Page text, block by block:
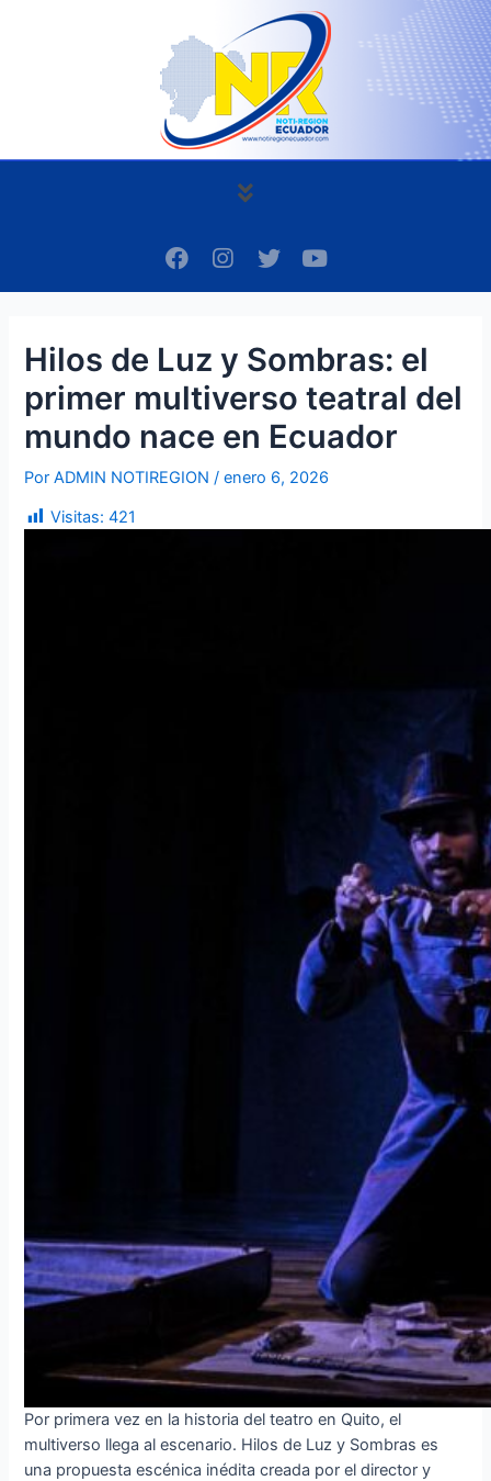
Menú
F
a
c
o
o
k
I
n
s
g
r
a
m
T
w
i
e
Y
o
u
b
e
Hilos de Luz y Sombras: el
primer multiverso teatral del
mundo nace en Ecuador
PorADMIN NOTIREGION/enero 6, 2026
Visitas: 421
Por primera vez en la historia del teatro en Quito, el
multiverso llega al escenario. Hilos de Luz y Sombras es
una propuesta escénica inédita creada por el director y